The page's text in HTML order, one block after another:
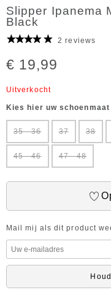
Slipper Ipanema
Black
2 reviews
€ 19,99
Uitverkocht
Kies hier uw schoenmaat
35 - 36 37 38
45 - 46 47 - 48
Mail mij als dit product